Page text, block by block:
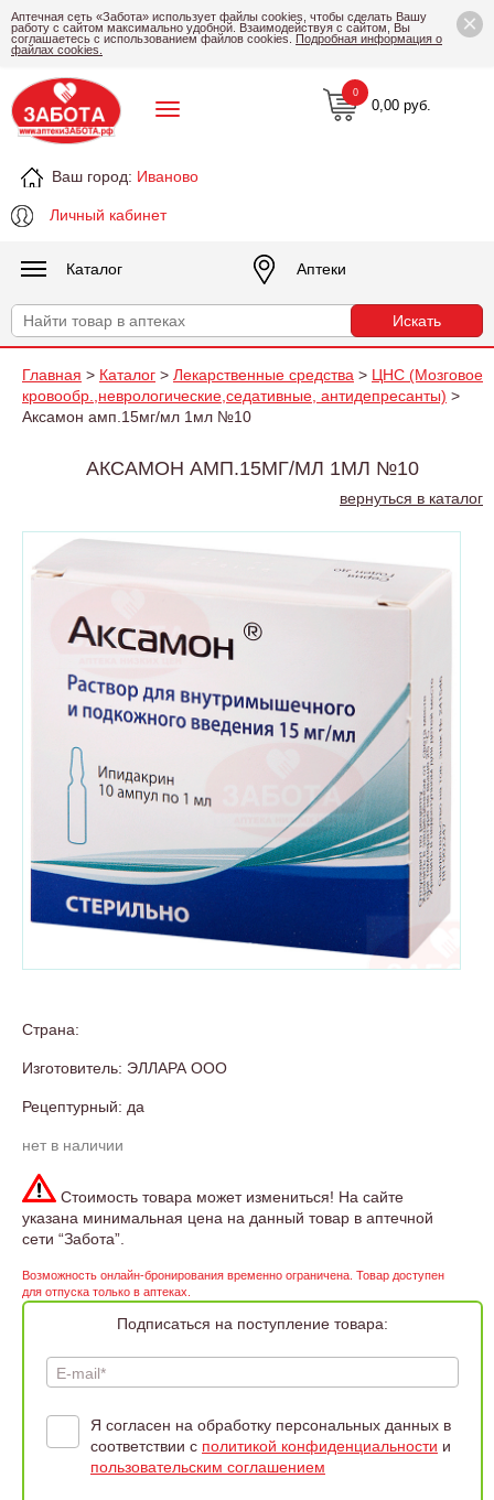
×
Аптечная сеть «Забота» использует файлы cookies, чтобы сделать Вашу
работу с сайтом максимально удобной. Взаимодействуя с сайтом, Вы
соглашаетесь с использованием файлов cookies. Подробная информация о
файлах cookies.
Ваш город: Иваново
Личный кабинет
0,00 руб.
0
Каталог Аптеки
Главная > Каталог > Лекарственные средства > ЦНС (Мозговое
кровообр.,неврологические,седативные, антидепресанты) >
Аксамон амп.15мг/мл 1мл №10
АКСАМОН АМП.15МГ/МЛ 1МЛ №10
вернуться в каталог
Страна:
Изготовитель: ЭЛЛАРА ООО
Рецептурный: да
нет в наличии
Стоимость товара может измениться! На сайте
указана минимальная цена на данный товар в аптечной
сети “Забота”.
Возможность онлайн-бронирования временно ограничена. Товар доступен
для отпуска только в аптеках.
Подписаться на поступление товара:
E-mail*
Я согласен на обработку персональных данных в
соответствии с политикой конфиденциальности и
пользовательским соглашением